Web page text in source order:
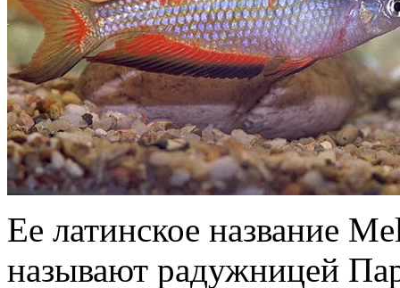
Ее латинское название
называют радужницей